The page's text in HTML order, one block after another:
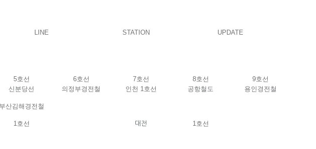
LINE STATION UPDATE
5호선 6호선 7호선 8호선
9호선
신분당선 의정부경전철 인천 1호선 공항철도 용인경전철
부산김해경전철
1호선 대전 1호선